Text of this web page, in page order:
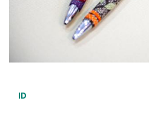
ID